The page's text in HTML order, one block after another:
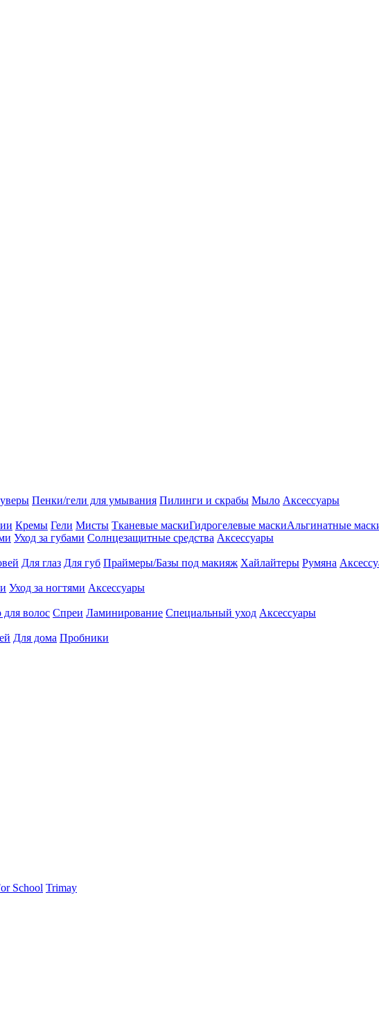
Пенки/гели для умывания Пилинги и скрабы Мыло Аксессуары
Кремы Гели Мисты Тканевые маскиГидрогелевые маскиАльгинатные
Уход за губами Солнцезащитные средства Аксессуары
Для глаз Для губ Праймеры/Базы под макияж Хайлайтеры Румяна
Уход за ногтями Аксессуары
волос Спреи Ламинирование Специальный уход Аксессуары
Для дома Пробники
School Trimay